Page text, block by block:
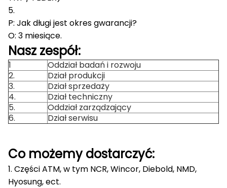
5.
P: Jak długi jest okres gwarancji?
O: 3 miesiące.
Nasz zespół:
1
Oddział badań i rozwoju
2.
Dział produkcji
3.
Dział sprzedaży
4.
Dział techniczny
5.
Oddział zarządzający
6.
Dział serwisu
Co możemy dostarczyć:
1. Części ATM, w tym NCR, Wincor, Diebold, NMD,
Hyosung, ect.